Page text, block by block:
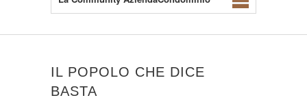
IL POPOLO CHE DICE
BASTA